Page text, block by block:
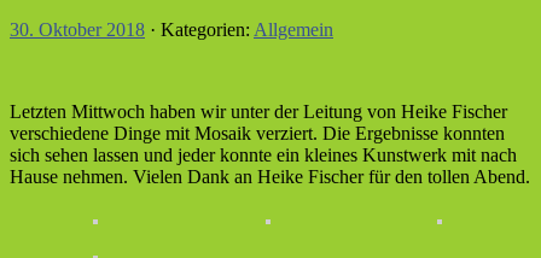
30. Oktober 2018 · Kategorien: Allgemein
Letzten Mittwoch haben wir unter der Leitung von Heike Fischer
verschiedene Dinge mit Mosaik verziert. Die Ergebnisse konnten
sich sehen lassen und jeder konnte ein kleines Kunstwerk mit nach
Hause nehmen. Vielen Dank an Heike Fischer für den tollen Abend.